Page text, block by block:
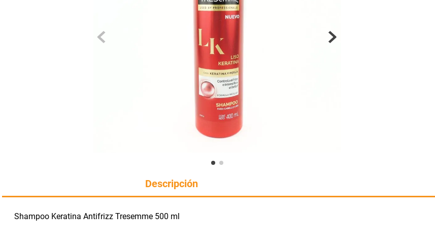
Descripción
Shampoo Keratina Antifrizz Tresemme 500 ml
Aceite
Cafe
Manteca
Arroz